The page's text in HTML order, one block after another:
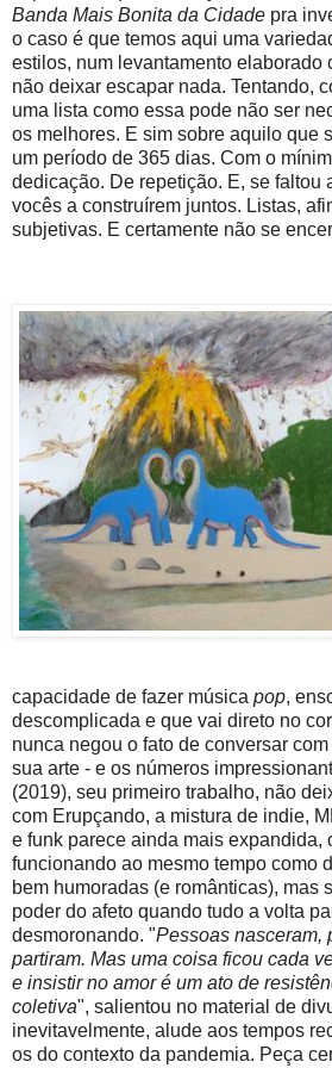
Banda Mais Bonita da Cidade pra
o caso é que temos aqui uma
estilos, num levantamento elaborado
não deixar escapar nada. Tentando,
uma lista como essa pode não ser
os melhores. E sim sobre aquilo que
um período de 365 dias. Com o
dedicação. De repetição. E, se faltou
vocês a construírem juntos. Listas,
subjetivas. E certamente não se
capacidade de fazer música pop,
descomplicada e que vai direto no
nunca negou o fato de conversar
sua arte - e os números
(2019), seu primeiro trabalho, não
com Erupçando, a mistura de indie,
e funk parece ainda mais expandida,
funcionando ao mesmo tempo como
bem humoradas (e românticas), mas
poder do afeto quando tudo a volta
desmoronando. "Pessoas nasceram,
partiram. Mas uma coisa ficou cada
e insistir no amor é um ato de
coletiva", salientou no material de
inevitavelmente, alude aos tempos
os do contexto da pandemia. Peça